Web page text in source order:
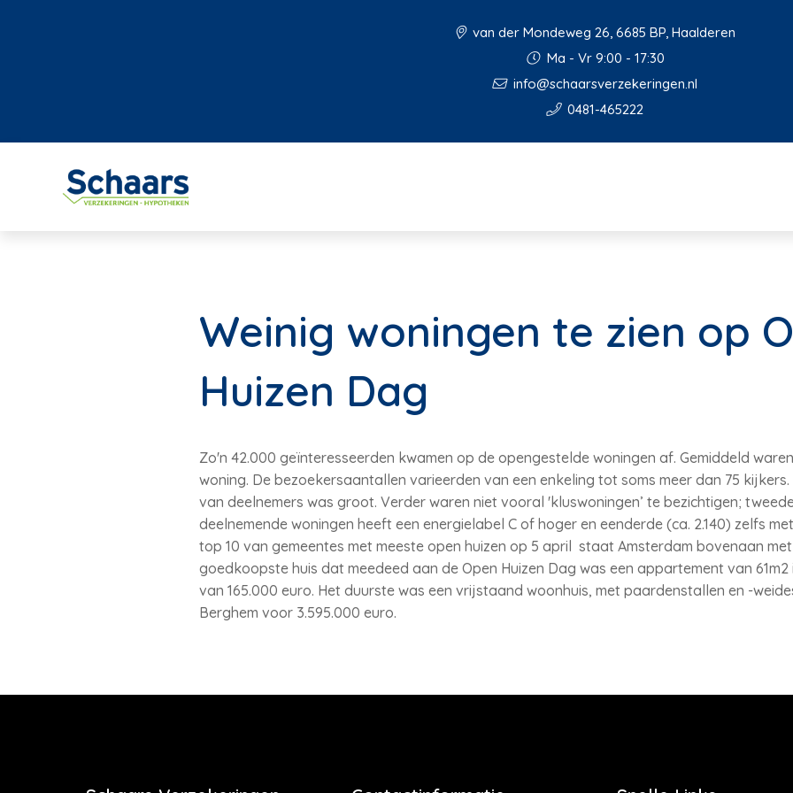
van der Mondeweg 26, 6685 BP, Haalderen
Ma - Vr 9:00 - 17:30
info@schaarsverzekeringen.nl
0481-465222
Weinig woningen te zien op
Huizen Dag
Zo'n 42.000 geïnteresseerden kwamen op de opengestelde woningen af. Gemiddeld
woning. De bezoekersaantallen varieerden van een enkeling tot soms meer dan 75
van deelnemers was groot. Verder waren niet vooral 'kluswoningen’ te bezichtigen;
deelnemende woningen heeft een energielabel C of hoger en eenderde (ca. 2.140) zelfs
top 10 van gemeentes met meeste open huizen op 5 april staat Amsterdam bovenaan
goedkoopste huis dat meedeed aan de Open Huizen Dag was een appartement van
van 165.000 euro. Het duurste was een vrijstaand woonhuis, met paardenstallen en -
Berghem voor 3.595.000 euro.